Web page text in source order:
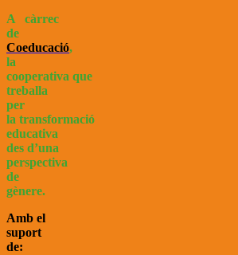
A càrrec
de
Coeducació,
la
cooperativa que
treballa
per
la transformació
educativa
des d’una
perspectiva
de
gènere.
Amb el
suport
de: